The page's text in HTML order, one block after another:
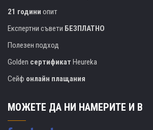
21 години опит
Експертни съвети БЕЗПЛАТНО
Полезен подход
Golden сертификат Heureka
Сейф онлайн плащания
МОЖЕТЕ ДА НИ НАМЕРИТЕ И В